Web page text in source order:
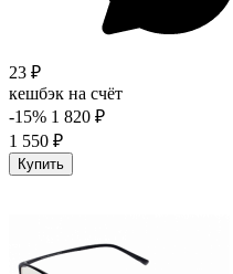
23 ₽
кешбэк на счёт
-15% 1 820 ₽
1 550 ₽
Купить